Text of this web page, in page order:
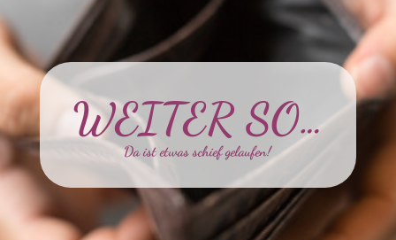
WEITER SO…
Da ist etwas schief gelaufen!